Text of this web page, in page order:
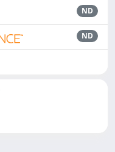
ND
ND